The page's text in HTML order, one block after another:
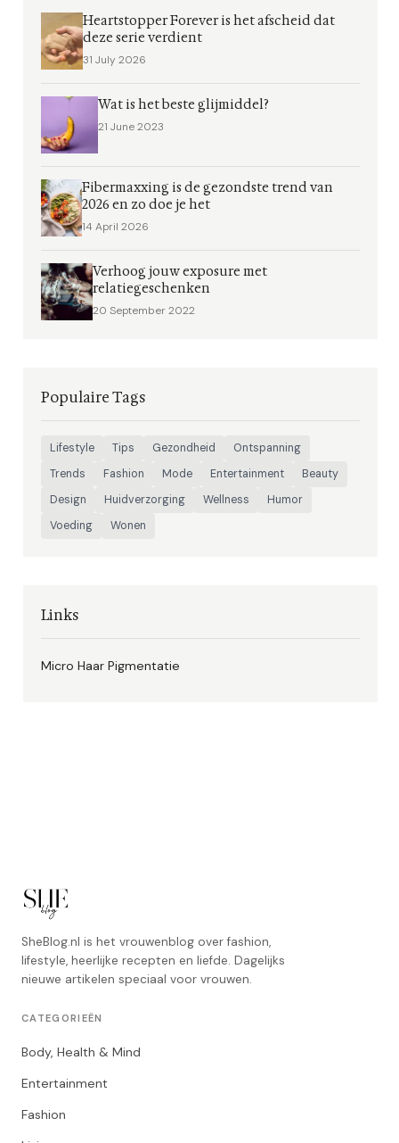
Heartstopper Forever is het afscheid dat
deze serie verdient
31 July 2026
Wat is het beste glijmiddel?
21 June 2023
Fibermaxxing is de gezondste trend van
2026 en zo doe je het
14 April 2026
Verhoog jouw exposure met
relatiegeschenken
20 September 2022
Populaire Tags
Lifestyle Tips Gezondheid
Ontspanning
Trends
Fashion Mode Entertainment
Beauty
Design
Huidverzorging Wellness
Humor
Voeding
Wonen
Links
Micro Haar Pigmentatie
SheBlog.nl is het vrouwenblog over fashion,
lifestyle, heerlijke recepten en liefde. Dagelijks
nieuwe artikelen speciaal voor vrouwen.
CATEGORIEËN
Body, Health & Mind
Entertainment
Fashion